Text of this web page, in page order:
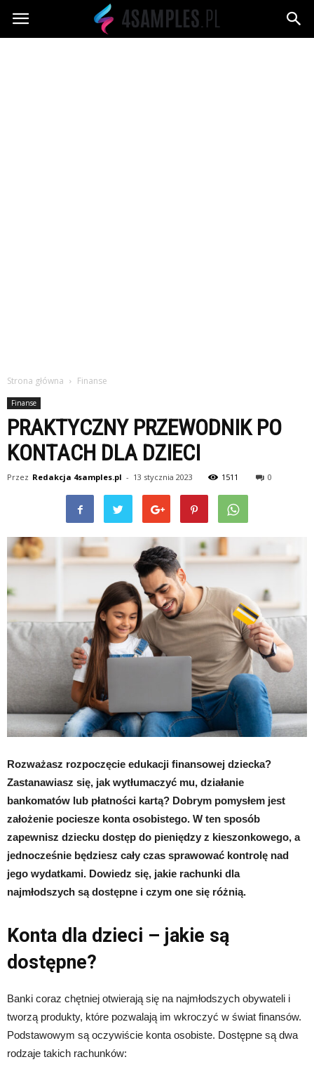
4samples.pl
Strona główna Finanse
Finanse
PRAKTYCZNY PRZEWODNIK PO
KONTACH DLA DZIECI
Przez Redakcja 4samples.pl - 13 stycznia 2023 1511 0
Rozważasz rozpoczęcie edukacji finansowej dziecka?
Zastanawiasz się, jak wytłumaczyć mu, działanie
bankomatów lub płatności kartą? Dobrym pomysłem jest
założenie pociesze konta osobistego. W ten sposób
zapewnisz dziecku dostęp do pieniędzy z kieszonkowego, a
jednocześnie będziesz cały czas sprawować kontrolę nad
jego wydatkami. Dowiedz się, jakie rachunki dla
najmłodszych są dostępne i czym one się różnią.
Konta dla dzieci – jakie są
dostępne?
Banki coraz chętniej otwierają się na najmłodszych obywateli i
tworzą produkty, które pozwalają im wkroczyć w świat finansów.
Podstawowym są oczywiście konta osobiste. Dostępne są dwa
rodzaje takich rachunków: